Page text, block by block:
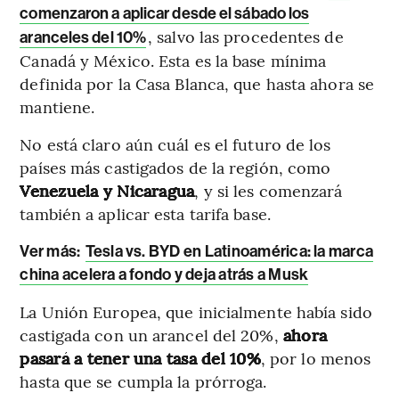
comenzaron a aplicar desde el sábado los
aranceles del 10%, salvo las procedentes de
Canadá y México. Esta es la base mínima
definida por la Casa Blanca, que hasta ahora se
mantiene.
No está claro aún cuál es el futuro de los
países más castigados de la región, como
Venezuela y Nicaragua, y si les comenzará
también a aplicar esta tarifa base.
Ver más: Tesla vs. BYD en Latinoamérica: la marca
china acelera a fondo y deja atrás a Musk
La Unión Europea, que inicialmente había sido
castigada con un arancel del 20%, ahora
pasará a tener una tasa del 10%, por lo menos
hasta que se cumpla la prórroga.